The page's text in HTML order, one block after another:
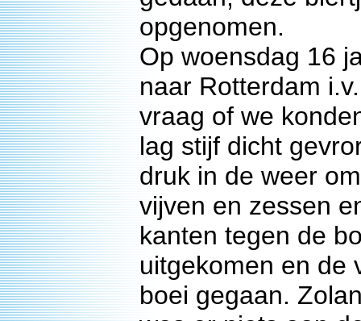
opgenomen.
Op woensdag 16
naar Rotterdam
vraag of we
lag stijf dicht
druk in de weer
vijven en zessen
kanten tegen de
uitgekomen en de
boei gegaan.